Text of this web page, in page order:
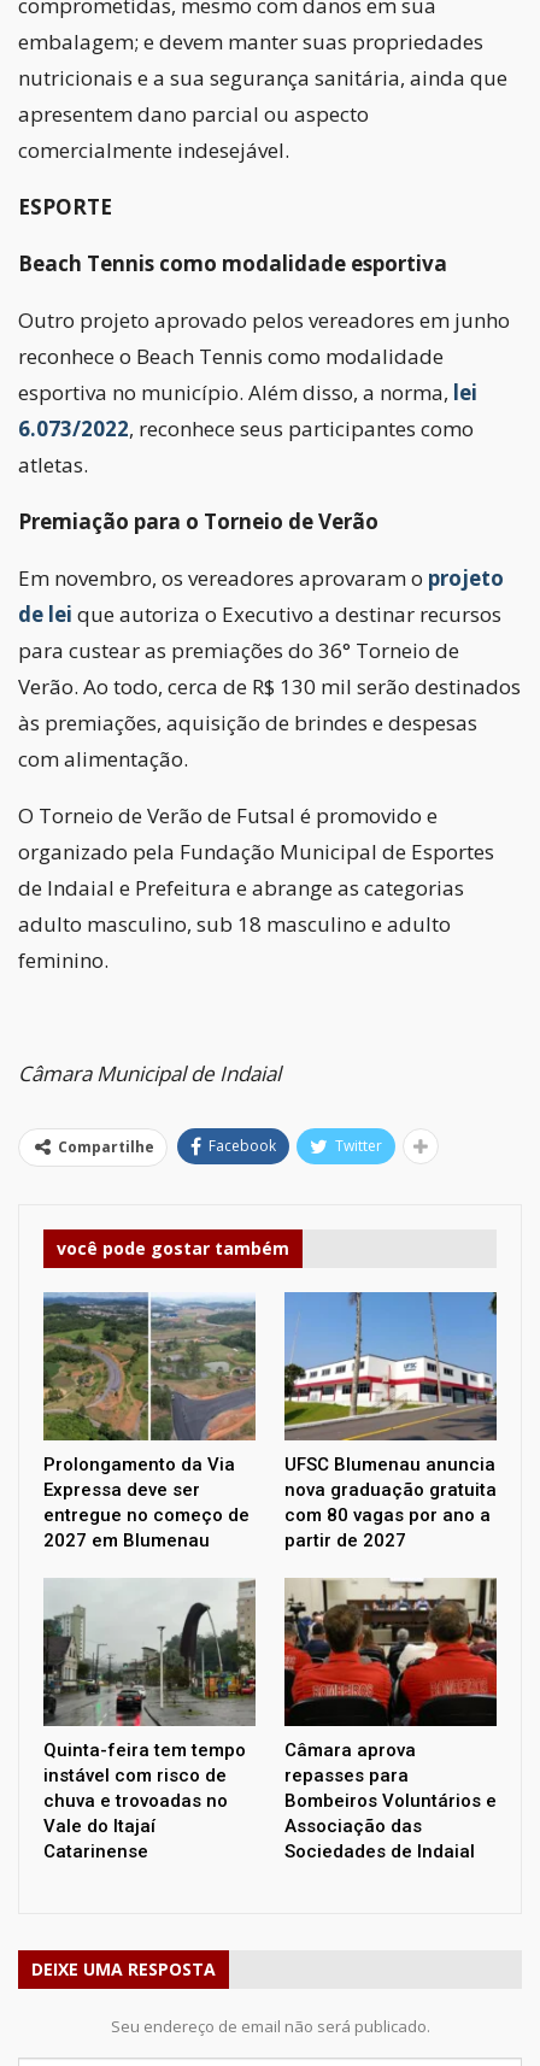
embalagem; e devem manter suas propriedades
nutricionais e a sua segurança sanitária, ainda que
apresentem dano parcial ou aspecto
comercialmente indesejável.
ESPORTE
Beach Tennis como modalidade esportiva
Outro projeto aprovado pelos vereadores em junho
reconhece o Beach Tennis como modalidade
esportiva no município. Além disso, a norma, lei
6.073/2022, reconhece seus participantes como
atletas.
Premiação para o Torneio de Verão
Em novembro, os vereadores aprovaram o projeto
de lei que autoriza o Executivo a destinar recursos
para custear as premiações do 36° Torneio de
Verão. Ao todo, cerca de R$ 130 mil serão destinados
às premiações, aquisição de brindes e despesas
com alimentação.
O Torneio de Verão de Futsal é promovido e
organizado pela Fundação Municipal de Esportes
de Indaial e Prefeitura e abrange as categorias
adulto masculino, sub 18 masculino e adulto
feminino.
Câmara Municipal de Indaial
Compartilhe Facebook Twitter
você pode gostar também
Prolongamento da Via
Expressa deve ser
entregue no começo de
2027 em Blumenau
UFSC Blumenau anuncia
nova graduação gratuita
com 80 vagas por ano a
partir de 2027
Quinta-feira tem tempo
instável com risco de
chuva e trovoadas no
Vale do Itajaí
Catarinense
Câmara aprova
repasses para
Bombeiros Voluntários e
Associação das
Sociedades de Indaial
DEIXE UMA RESPOSTA
Seu endereço de email não será publicado.